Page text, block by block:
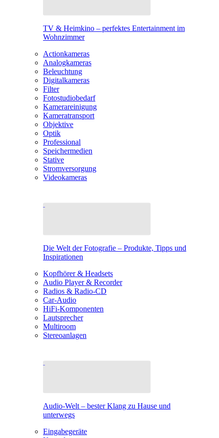
TV & Heimkino – perfektes Entertainment im
Wohnzimmer
Actionkameras
Analogkameras
Beleuchtung
Digitalkameras
Filter
Fotostudiobedarf
Kamerareinigung
Kameratransport
Objektive
Optik
Professional
Speichermedien
Stative
Stromversorgung
Videokameras
Die Welt der Fotografie – Produkte, Tipps und
Inspirationen
Kopfhörer & Headsets
Audio Player & Recorder
Radios & Radio-CD
Car-Audio
HiFi-Komponenten
Lautsprecher
Multiroom
Stereoanlagen
Audio-Welt – bester Klang zu Hause und
unterwegs
Eingabegeräte